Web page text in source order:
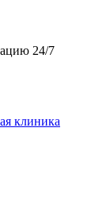
24/7
клиника